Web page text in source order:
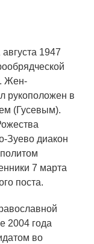
1947
Жен-
рукоположен в
(Гусевым).
Зуево диакон
7 марта
поста.
2004 года
во